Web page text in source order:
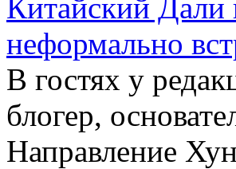
Китайский Дали
неформально
В гостях у
блогер,
Направление